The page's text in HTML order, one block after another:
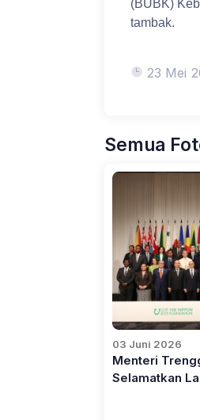
(BUBK)
tambak.
23 Mei
Semua
03 Juni 2026
Menteri
Selamatkan